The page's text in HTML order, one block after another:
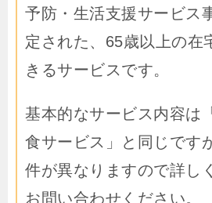
予防・生活支援サービス
定された、 65歳以上の在
きるサービスです。
基本的なサービス内容は
食サービス」と同じです
件が異なりますので詳し
お問い合わせください。